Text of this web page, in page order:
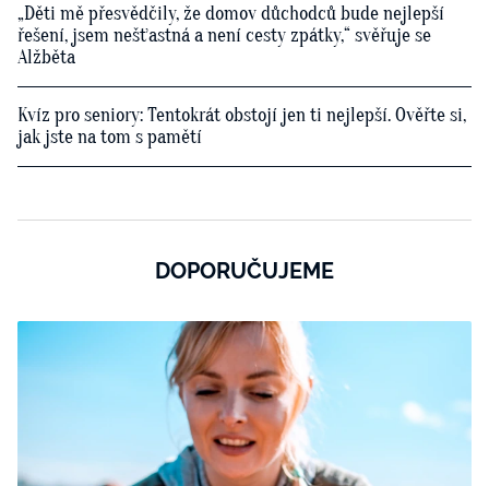
„Děti mě přesvědčily, že domov důchodců bude nejlepší
řešení, jsem nešťastná a není cesty zpátky,“ svěřuje se
Alžběta
Kvíz pro seniory: Tentokrát obstojí jen ti nejlepší. Ověřte si,
jak jste na tom s pamětí
DOPORUČUJEME